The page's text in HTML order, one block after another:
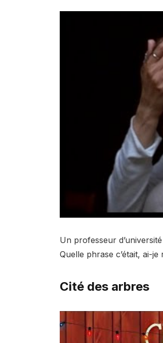
Un professeur
Quelle phrase c’était, ai-
Cité des arbres